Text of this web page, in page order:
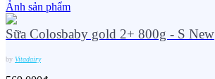
Ảnh sản phẩm
Sữa Colosbaby gold 2+ 800g - S New
by Vitadairy